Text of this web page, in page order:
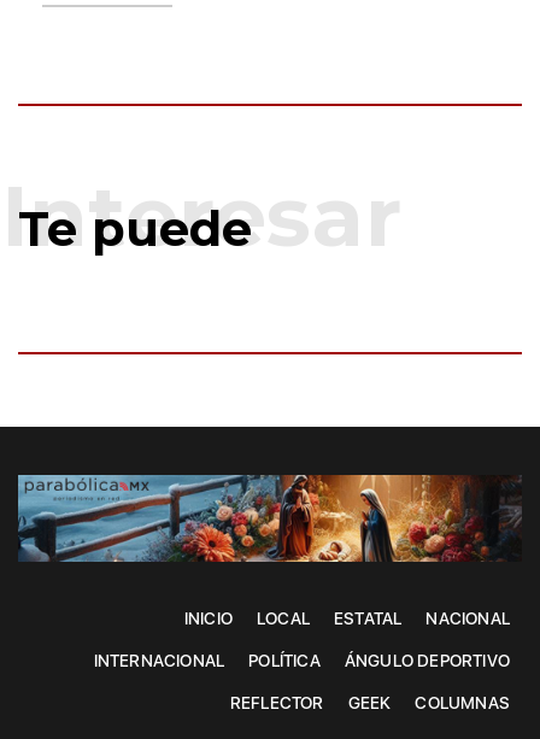
Te puede
INICIO LOCAL ESTATAL NACIONAL
INTERNACIONAL POLÍTICA ÁNGULO DEPORTIVO
REFLECTOR GEEK COLUMNAS